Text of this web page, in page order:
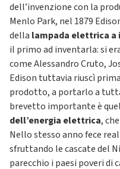
dell’invenzione con la
Menlo Park, nel 1879
della lampada elettrica a
il primo ad inventarla: si
come Alessandro Cruto,
Edison tuttavia riuscì
prodotto, a portarlo a
brevetto importante è
dell’energia elettrica,
Nello stesso anno fece
sfruttando le cascate del
parecchio i paesi poveri di